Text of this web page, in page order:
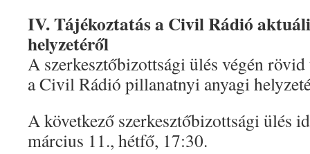
IV. Tájékoztatás a Civil Rádió
helyzetéről
A szerkesztőbizottsági ülés végén
a Civil Rádió pillanatnyi anyagi
A következő szerkesztőbizottsági ülés
március 11., hétfő, 17:30.